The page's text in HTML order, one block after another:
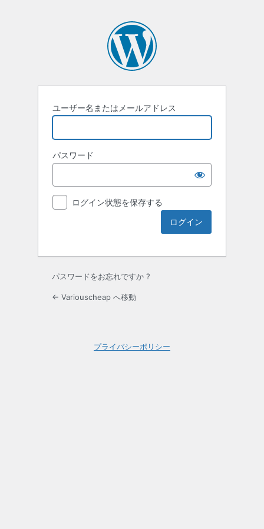
ユーザー名またはメールアドレス
パスワード
ログイン状態を保存する
パスワードをお忘れですか ?
← Variouscheap へ移動
プライバシーポリシー